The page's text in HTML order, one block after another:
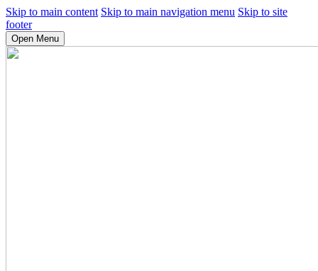
Skip to main content Skip to main navigation menu Skip to site
footer
Open Menu